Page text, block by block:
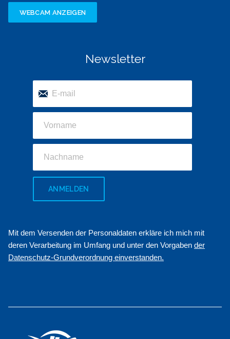
WEBCAM ANZEIGEN
Newsletter
ANMELDEN
Mit dem Versenden der Personaldaten erkläre ich mich mit
deren Verarbeitung im Umfang und unter den Vorgaben der
Datenschutz-Grundverordnung einverstanden.